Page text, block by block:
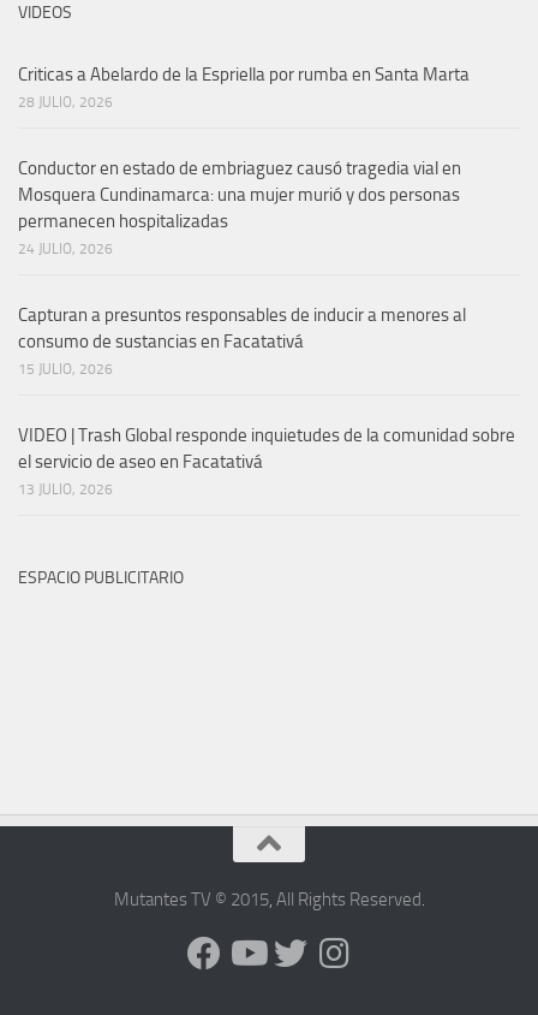
VIDEOS
Criticas a Abelardo de la Espriella por rumba en Santa Marta
28 JULIO, 2026
Conductor en estado de embriaguez causó tragedia vial en
Mosquera Cundinamarca: una mujer murió y dos personas
permanecen hospitalizadas
24 JULIO, 2026
Capturan a presuntos responsables de inducir a menores al
consumo de sustancias en Facatativá
15 JULIO, 2026
VIDEO | Trash Global responde inquietudes de la comunidad sobre
el servicio de aseo en Facatativá
13 JULIO, 2026
ESPACIO PUBLICITARIO
Mutantes TV © 2015, All Rights Reserved.